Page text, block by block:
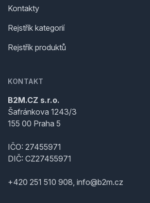
Kontakty
Rejstřík kategorií
Rejstřík produktů
KONTAKT
B2M.CZ s.r.o.
Šafránkova 1243/3
155 00 Praha 5
IČO: 27455971
DIČ: CZ27455971
+420 251 510 908, info@b2m.cz